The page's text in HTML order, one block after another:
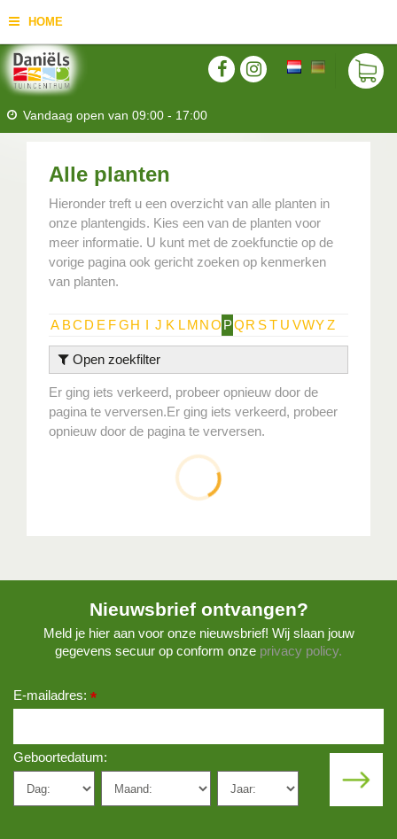
HOME
Vandaag open van 09:00 - 17:00
Alle planten
Hieronder treft u een overzicht van alle planten in
onze plantengids. Kies een van de planten voor
meer informatie. U kunt met de zoekfunctie op de
vorige pagina ook gericht zoeken op kenmerken
van planten.
A BC D E FGH I J K L MNO PQR S T U VWY Z
Open zoekfilter
Er ging iets verkeerd, probeer opnieuw door de
pagina te verversen.Er ging iets verkeerd, probeer
opnieuw door de pagina te verversen.
Nieuwsbrief ontvangen?
Meld je hier aan voor onze nieuwsbrief! Wij slaan jouw
gegevens secuur op conform onze privacy policy.
E-mailadres: *
Geboortedatum: